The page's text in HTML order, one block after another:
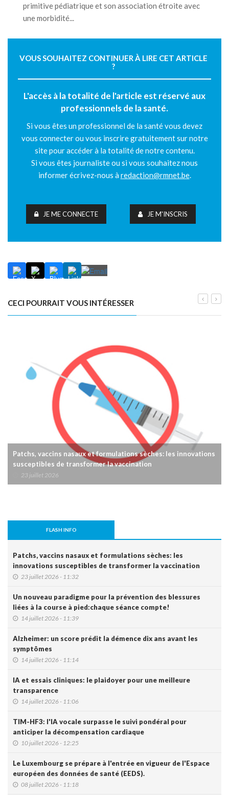
primitive pédiatrique et son association étroite avec
une morbidité...
VOUS SOUHAITEZ CONTINUER À LIRE CET ARTICLE
?
L'accès à la totalité de l'article est réservé aux
professionnels de la santé.
Si vous êtes un professionnel de la santé vous devez
vous connecter ou vous inscrire gratuitement sur notre
site pour accéder à la totalité de notre contenu.
Si vous êtes journaliste ou si vous souhaitez nous
informer écrivez-nous àredaction@rmnet.be.
JE ME CONNECTE JE M'INSCRIS
CECI POURRAIT VOUS INTÉRESSER
Patchs, vaccins nasaux et formulations sèches: les innovations
susceptibles de transformer la vaccination
23 juillet 2026
FLASH INFO
Patchs, vaccins nasaux et formulations sèches: les
innovations susceptibles de transformer la vaccination
23 juillet 2026 - 11:32
Un nouveau paradigme pour la prévention des blessures
liées à la course à pied:chaque séance compte!
14 juillet 2026 - 11:39
Alzheimer: un score prédit la démence dix ans avant les
symptômes
14 juillet 2026 - 11:14
IA et essais cliniques: le plaidoyer pour une meilleure
transparence
14 juillet 2026 - 11:06
TIM-HF3: l'IA vocale surpasse le suivi pondéral pour
anticiper la décompensation cardiaque
10 juillet 2026 - 12:25
Le Luxembourg se prépare à l'entrée en vigueur de l'Espace
européen des données de santé (EEDS).
08 juillet 2026 - 11:18